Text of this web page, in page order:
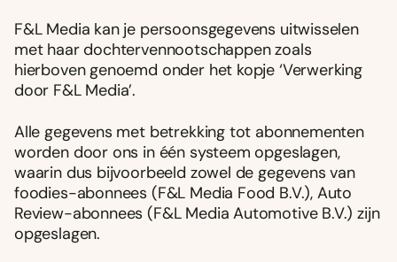
F&L Media kan je persoonsgegevens uitwisselen
met haar dochtervennootschappen zoals
hierboven genoemd onder het kopje ‘Verwerking
door F&L Media’.
Alle gegevens met betrekking tot abonnementen
worden door ons in één systeem opgeslagen,
waarin dus bijvoorbeeld zowel de gegevens van
foodies-abonnees (F&L Media Food B.V.), Auto
Review-abonnees (F&L Media Automotive B.V.) zijn
opgeslagen.